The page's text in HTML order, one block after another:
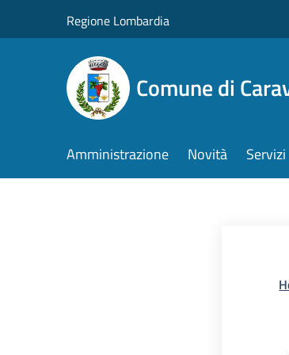
Regione Lombardia
Comune di
Amministrazione Novità Servizi